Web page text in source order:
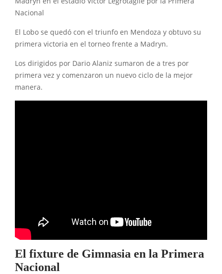
Nacional
El Lobo se quedó con el triunfo en Mendoza y obtuvo su
primera victoria en el torneo frente a Madryn.
Los dirigidos por Dario Alaniz sumaron de a tres por
primera vez y comenzaron un nuevo ciclo de la mejor
manera.
El fixture de Gimnasia en la Primera
Nacional